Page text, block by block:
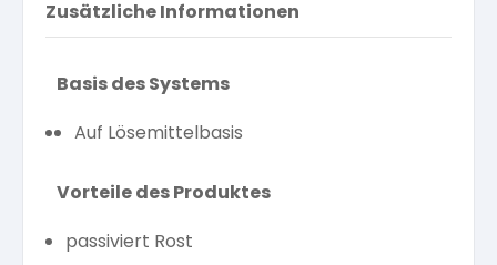
Zusätzliche Informationen
Basis des Systems
Auf Lösemittelbasis
Vorteile des Produktes
passiviert Rost